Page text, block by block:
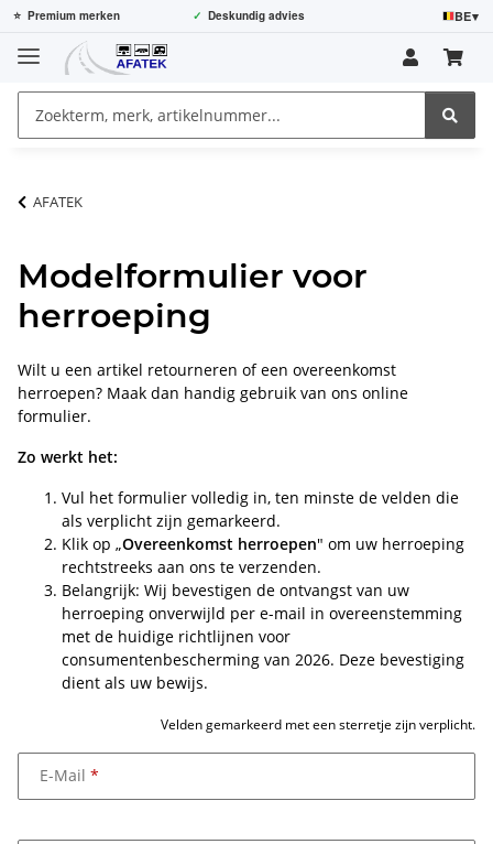
⭐ Premium merken ✓ Deskundig advies BE▾
AFATEK
Modelformulier voor
herroeping
Wilt u een artikel retourneren of een overeenkomst
herroepen? Maak dan handig gebruik van ons online
formulier.
Zo werkt het:
Vul het formulier volledig in, ten minste de velden die
als verplicht zijn gemarkeerd.
Klik op „Overeenkomst herroepen" om uw herroeping
rechtstreeks aan ons te verzenden.
Belangrijk: Wij bevestigen de ontvangst van uw
herroeping onverwijld per e-mail in overeenstemming
met de huidige richtlijnen voor
consumentenbescherming van 2026. Deze bevestiging
dient als uw bewijs.
Velden gemarkeerd met een sterretje zijn verplicht.
E-Mail